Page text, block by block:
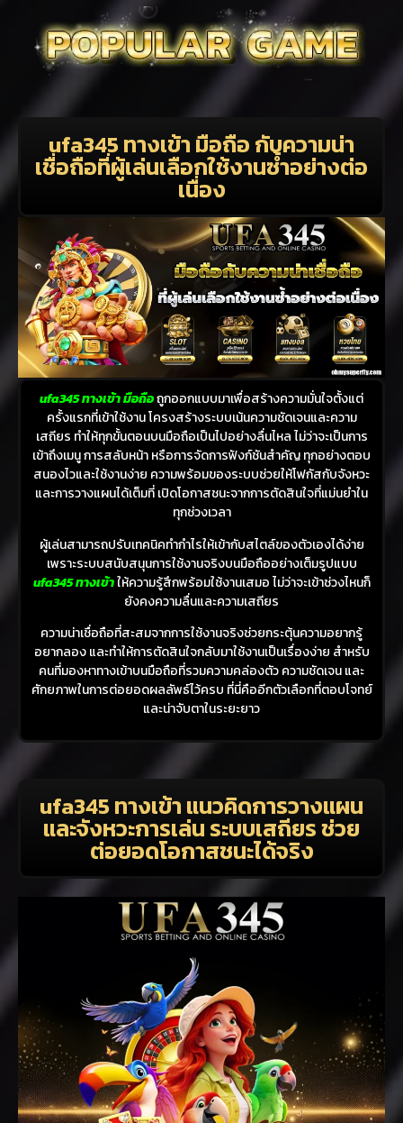
ufa345 ทางเข้า มือถือ กับความน่า
เชื่อถือที่ผู้เล่นเลือกใช้งานซ้ำอย่างต่อ
เนื่อง
ufa345 ทางเข้า มือถือถูกออกแบบมาเพื่อสร้างความมั่นใจตั้งแต่
ครั้งแรกที่เข้าใช้งาน โครงสร้างระบบเน้นความชัดเจนและความ
เสถียร ทำให้ทุกขั้นตอนบนมือถือเป็นไปอย่างลื่นไหล ไม่ว่าจะเป็นการ
เข้าถึงเมนู การสลับหน้า หรือการจัดการฟังก์ชันสำคัญ ทุกอย่างตอบ
สนองไวและใช้งานง่าย ความพร้อมของระบบช่วยให้โฟกัสกับจังหวะ
และการวางแผนได้เต็มที่ เปิดโอกาสชนะจากการตัดสินใจที่แม่นยำใน
ทุกช่วงเวลา
ผู้เล่นสามารถปรับเทคนิคทำกำไรให้เข้ากับสไตล์ของตัวเองได้ง่าย
เพราะระบบสนับสนุนการใช้งานจริงบนมือถืออย่างเต็มรูปแบบ
ufa345 ทางเข้าให้ความรู้สึกพร้อมใช้งานเสมอ ไม่ว่าจะเข้าช่วงไหนก็
ยังคงความลื่นและความเสถียร
ความน่าเชื่อถือที่สะสมจากการใช้งานจริงช่วยกระตุ้นความอยากรู้
อยากลอง และทำให้การตัดสินใจกลับมาใช้งานเป็นเรื่องง่าย สำหรับ
คนที่มองหาทางเข้าบนมือถือที่รวมความคล่องตัว ความชัดเจน และ
ศักยภาพในการต่อยอดผลลัพธ์ไว้ครบ ที่นี่คืออีกตัวเลือกที่ตอบโจทย์
และน่าจับตาในระยะยาว
ufa345 ทางเข้า แนวคิดการวางแผน
และจังหวะการเล่น ระบบเสถียร ช่วย
ต่อยอดโอกาสชนะได้จริง